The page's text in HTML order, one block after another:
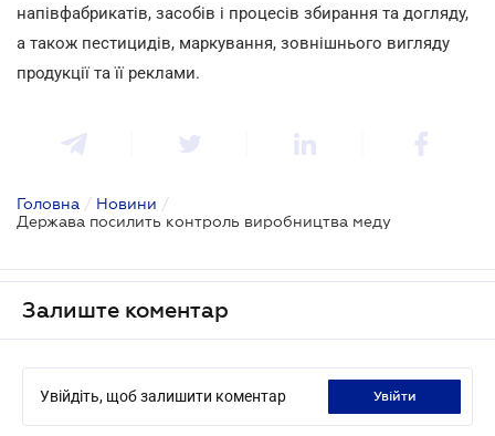
напівфабрикатів, засобів і процесів збирання та догляду,
а також пестицидів, маркування, зовнішнього вигляду
продукції та її реклами.
Головна / Новини /
Держава посилить контроль виробництва меду
Залиште коментар
Увійдіть, щоб залишити коментар увійти